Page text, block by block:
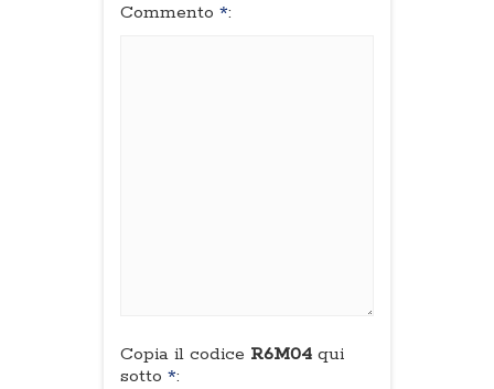
Commento *:
Copia il codice R6M04 qui
sotto *: